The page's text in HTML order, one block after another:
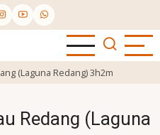
(Laguna Redang) 3h2m
Redang (Laguna